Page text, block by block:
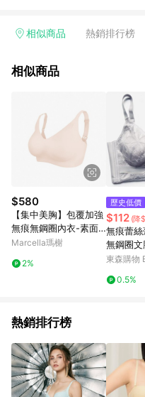
單，皆不在點數回饋範圍內。
球嚴選、商城、專案商品、「草
回饋。 5. 點數回饋會扣除所有
實際回饋請依LINE購物通知為
ETMall站內之折扣優惠(包含但
券等)，不具點數回饋資格。詳
顯示為準。 7. LINE購物設有「
殊活動時開放「回饋無上限」)
計算，並依訂單成立時間當下
8. LINE購物為購物資訊整合性
如顯示之商品規格、顏色、價位
頁不符，以銷售網頁標示為準
日期+180天以內至LINE購物客
行申訴，恕無法贈點回饋。 10.
用，或不適用於無回饋商品。各
請依點數紅包頁面規則為準。
相似商品 熱銷排行榜
相似商品
$580
【集中美胸】包覆加強
無痕無鋼圈內衣-素面 -
XL / 裸粉
Marcella瑪榭
2%
歷史低價
$112 (降
無痕蕾
無鋼圈文
型收副乳
東森購物
0.5%
熱銷排行榜